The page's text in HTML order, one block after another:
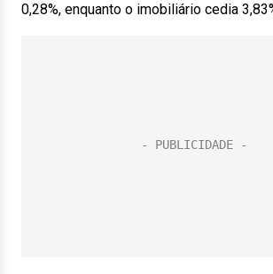
0,28%, enquanto o imobiliário cedia